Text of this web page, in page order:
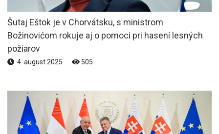
Šutaj Eštok je v Chorvátsku, s ministrom
Božinovićom rokuje aj o pomoci pri hasení lesných
požiarov
4. august 2025 505